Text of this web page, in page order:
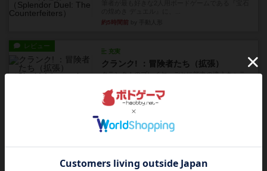
約5時間前
レビュー
充実
クランク! ：冒険者たち（拡張）
クランク！のプレイヤーごとに能力の違うキャラ
約6時間前 by ぽっぽーくるっぽー
ワイアームスパン
初プレイの感想です。ウイングスパン履修済のコ